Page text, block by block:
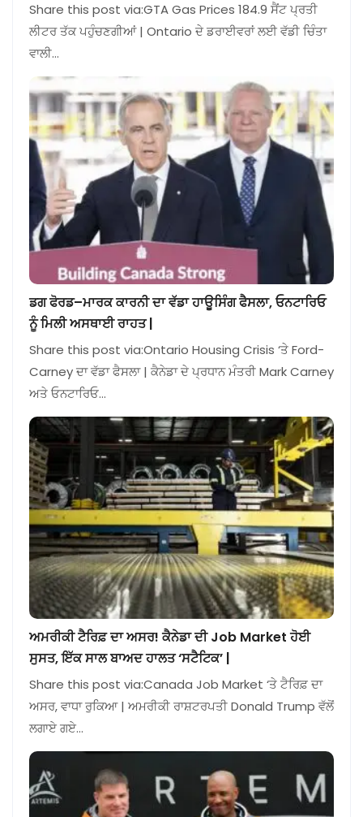
Share this post via:GTA Gas Prices 184.9 ਸੈਂਟ ਪ੍ਰਤੀ
ਲੀਟਰ ਤੱਕ ਪਹੁੰਚਣਗੀਆਂ | Ontario ਦੇ ਡਰਾਈਵਰਾਂ ਲਈ ਵੱਡੀ ਚਿੰਤਾ
ਵਾਲੀ…
ਡਗ ਫੋਰਡ–ਮਾਰਕ ਕਾਰਨੀ ਦਾ ਵੱਡਾ ਹਾਊਸਿੰਗ ਫੈਸਲਾ, ਓਨਟਾਰਿਓ
ਨੂੰ ਮਿਲੀ ਅਸਥਾਈ ਰਾਹਤ |
Share this post via:Ontario Housing Crisis ‘ਤੇ Ford-
Carney ਦਾ ਵੱਡਾ ਫੈਸਲਾ | ਕੈਨੇਡਾ ਦੇ ਪ੍ਰਧਾਨ ਮੰਤਰੀ Mark Carney
ਅਤੇ ਓਨਟਾਰਿਓ…
ਅਮਰੀਕੀ ਟੈਰਿਫ਼ ਦਾ ਅਸਰ! ਕੈਨੇਡਾ ਦੀ Job Market ਹੋਈ
ਸੁਸਤ, ਇੱਕ ਸਾਲ ਬਾਅਦ ਹਾਲਤ ‘ਸਟੈਟਿਕ’ |
Share this post via:Canada Job Market ‘ਤੇ ਟੈਰਿਫ਼ ਦਾ
ਅਸਰ, ਵਾਧਾ ਰੁਕਿਆ | ਅਮਰੀਕੀ ਰਾਸ਼ਟਰਪਤੀ Donald Trump ਵੱਲੋਂ
ਲਗਾਏ ਗਏ…